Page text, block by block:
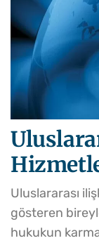
Uluslararası
gösteren
hukukun